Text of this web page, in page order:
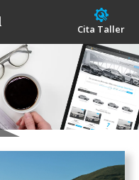
Cita Taller